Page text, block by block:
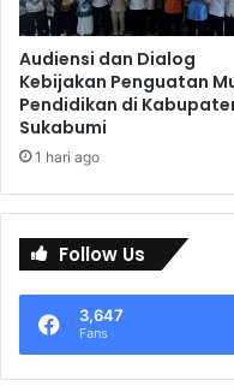
Audiensi dan Dialog
Kebijakan Penguatan
Pendidikan di
Sukabumi
1 hari ago
Follow Us
3,647
Fans